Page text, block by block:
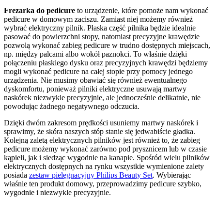
Frezarka do pedicure to urządzenie, które pomoże nam wykonać
pedicure w domowym zaciszu. Zamiast niej możemy również
wybrać elektryczny pilnik. Płaska część pilnika będzie idealnie
pasować do powierzchni stopy, natomiast precyzyjne krawędzie
pozwolą wykonać zabieg pedicure w trudno dostępnych miejscach,
np. między palcami albo wokół paznokci. To właśnie dzięki
połączeniu płaskiego dysku oraz precyzyjnych krawędzi będziemy
mogli wykonać pedicure na całej stopie przy pomocy jednego
urządzenia. Nie musimy obawiać się również ewentualnego
dyskomfortu, ponieważ pilniki elektryczne usuwają martwy
naskórek niezwykle precyzyjnie, ale jednocześnie delikatnie, nie
powodując żadnego negatywnego odczucia.
Dzięki dwóm zakresom prędkości usuniemy martwy naskórek i
sprawimy, że skóra naszych stóp stanie się jedwabiście gładka.
Kolejną zaletą elektrycznych pilników jest również to, że zabieg
pedicure możemy wykonać zarówno pod prysznicem lub w czasie
kąpieli, jak i siedząc wygodnie na kanapie. Spośród wielu pilników
elektrycznych dostępnych na rynku wszystkie wymienione zalety
posiada zestaw pielęgnacyjny Philips Beauty Set. Wybierając
właśnie ten produkt domowy, przeprowadzimy pedicure szybko,
wygodnie i niezwykle precyzyjnie.